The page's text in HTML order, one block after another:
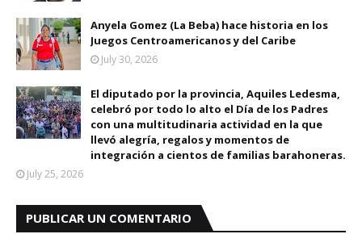
Anyela Gomez (La Beba) hace historia en los
Juegos Centroamericanos y del Caribe
July 30, 2026
El diputado por la provincia, Aquiles Ledesma,
celebró por todo lo alto el Día de los Padres
con una multitudinaria actividad en la que
llevó alegría, regalos y momentos de
integración a cientos de familias barahoneras.
July 25, 2026
PUBLICAR UN COMENTARIO